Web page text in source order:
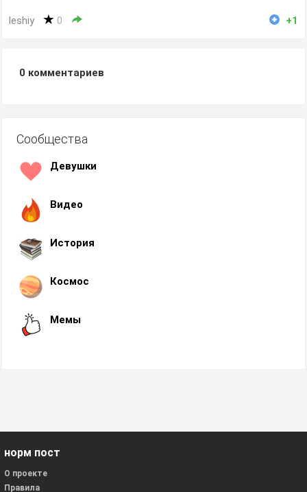
leshiy 0 +1
0 комментариев
Сообщества
Девушки
Видео
История
Космос
Мемы
норм пост
О проекте
Правила